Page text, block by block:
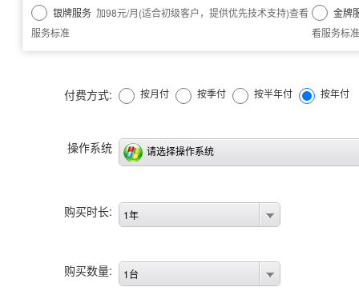
银牌服务 加98元/月(适合初级客户，提供优先技术支持)查看
服务标准
金牌
看服务标准
付费方式: 按月付 按季付 按半年付 按年付
操作系统 请选择操作系统
购买时长: 1年
购买数量: 1台